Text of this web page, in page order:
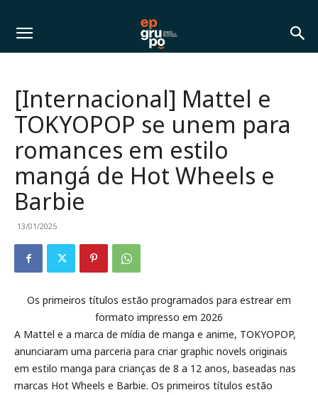
[Internacional] Mattel e
TOKYOPOP se unem para
romances em estilo
mangá de Hot Wheels e
Barbie
13/01/2025
Os primeiros títulos estão programados para estrear em
formato impresso em 2026
A Mattel e a marca de mídia de manga e anime, TOKYOPOP,
anunciaram uma parceria para criar graphic novels originais
em estilo manga para crianças de 8 a 12 anos, baseadas nas
marcas Hot Wheels e Barbie. Os primeiros títulos estão